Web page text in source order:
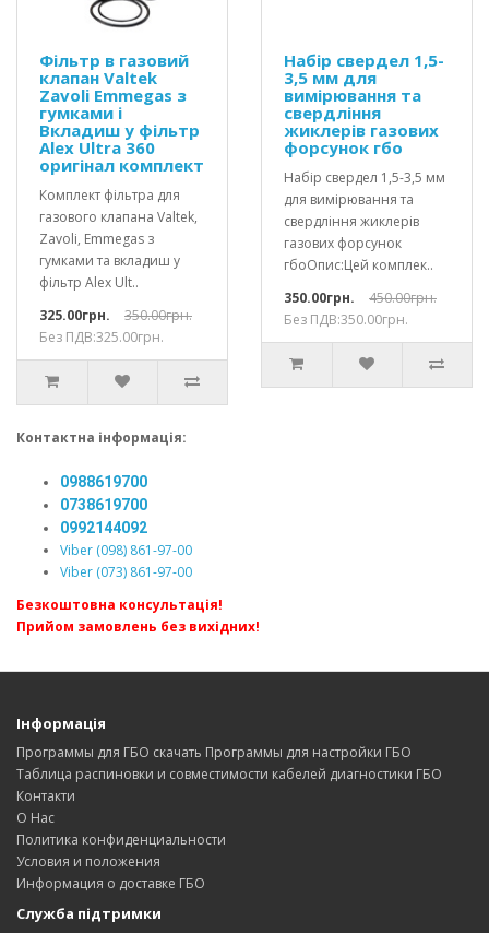
Фільтр в газовий
клапан Valtek
Zavoli Emmegas з
гумками і
Вкладиш у фільтр
Alex Ultra 360
оригінал комплект
Комплект фільтра для
газового клапана Valtek,
Zavoli, Emmegas з
гумками та вкладиш у
фільтр Alex Ult..
325.00грн.
350.00грн.
Без ПДВ:325.00грн.
Набір свердел 1,5-
3,5 мм для
вимірювання та
свердління
жиклерів газових
форсунок гбо
Набір свердел 1,5-3,5 мм
для вимірювання та
свердління жиклерів
газових форсунок
гбоОпис:Цей комплек..
350.00грн.
450.00грн.
Без ПДВ:350.00грн.
Контактна інформація:
0988619700
0738619700
0992144092
Viber (098) 861-97-00
Viber (073) 861-97-00
Безкоштовна консультація!
Прийом замовлень без вихідних!
Інформація
Программы для ГБО скачать Программы для настройки ГБО
Таблица распиновки и совместимости кабелей диагностики ГБО
Контакти
О Нас
Политика конфиденциальности
Условия и положения
Информация о доставке ГБО
Служба підтримки